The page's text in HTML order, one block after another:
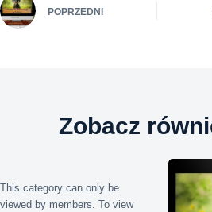
POPRZEDNI
Zobacz
This category can only be
viewed by members. To view